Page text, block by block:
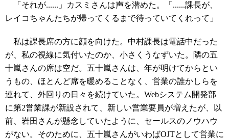
「それが......」カスミさんは声を潜めた。「......課長が、
レイコちゃんたちが帰ってくるまで待っていてくれって」
私は課長席の方に顔を向けた。中村課長は電話中だった
が、私の視線に気付いたのか、小さくうなずいた。隣の五
十嵐さんの席は空だ。五十嵐さんは、年が明けてからとい
うもの、ほとんど席を暖めることなく、営業の誰かしらを
連れて、外回りの日々を続けていた。Webシステム開発部
に第2営業課が新設されて、新しい営業要員が増えたが、以
前、岩田さんが懸念していたように、セールスのノウハウ
がない。そのために、五十嵐さんがいわばOJTとして営業に